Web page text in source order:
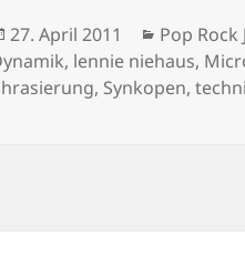
Veröffentlicht
am
27. April 2011 Pop Rock
, lennie niehaus,
, Synkopen,